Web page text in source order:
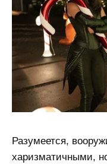
Разумеется,
харизматичными,